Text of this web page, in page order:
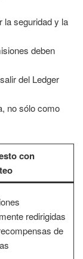
la seguridad y la
deben
del Ledger
no sólo como
con
redirigidas
de